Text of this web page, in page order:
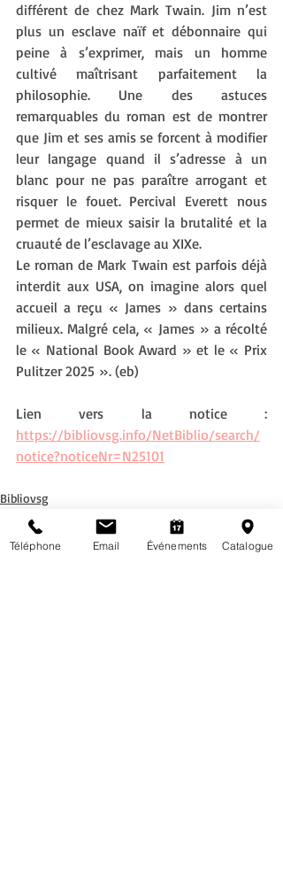
différent de chez Mark Twain. Jim n’est
plus un esclave naïf et débonnaire qui
peine à s’exprimer, mais un homme
cultivé maîtrisant parfaitement la
philosophie. Une des astuces
remarquables du roman est de montrer
que Jim et ses amis se forcent à modifier
leur langage quand il s’adresse à un
blanc pour ne pas paraître arrogant et
risquer le fouet. Percival Everett nous
permet de mieux saisir la brutalité et la
cruauté de l’esclavage au XIXe.
Le roman de Mark Twain est parfois déjà
interdit aux USA, on imagine alors quel
accueil a reçu « James » dans certains
milieux. Malgré cela, « James » a récolté
le « National Book Award » et le « Prix
Pulitzer 2025 ». (eb)
https://bibliovsg.info/NetBiblio/search/
notice?noticeNr=N25101
Bibliovsg
Coups de coeur
Romans adultes
Téléphone Email Événements Catalogue